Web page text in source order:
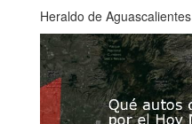
Heraldo de Aguascalientes